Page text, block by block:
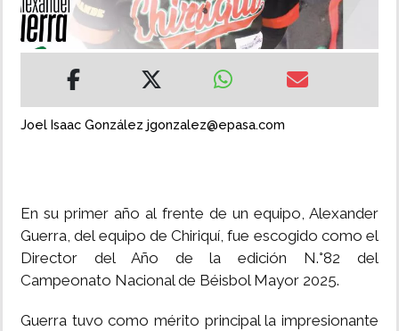
INSÓLITAS
MULTIMEDIA
Joel Isaac González jgonzalez@epasa.com
En su primer año al frente de un equipo, Alexander
Guerra, del equipo de Chiriquí, fue escogido como el
Director del Año de la edición N.°82 del
Campeonato Nacional de Béisbol Mayor 2025.
Guerra tuvo como mérito principal la impresionante